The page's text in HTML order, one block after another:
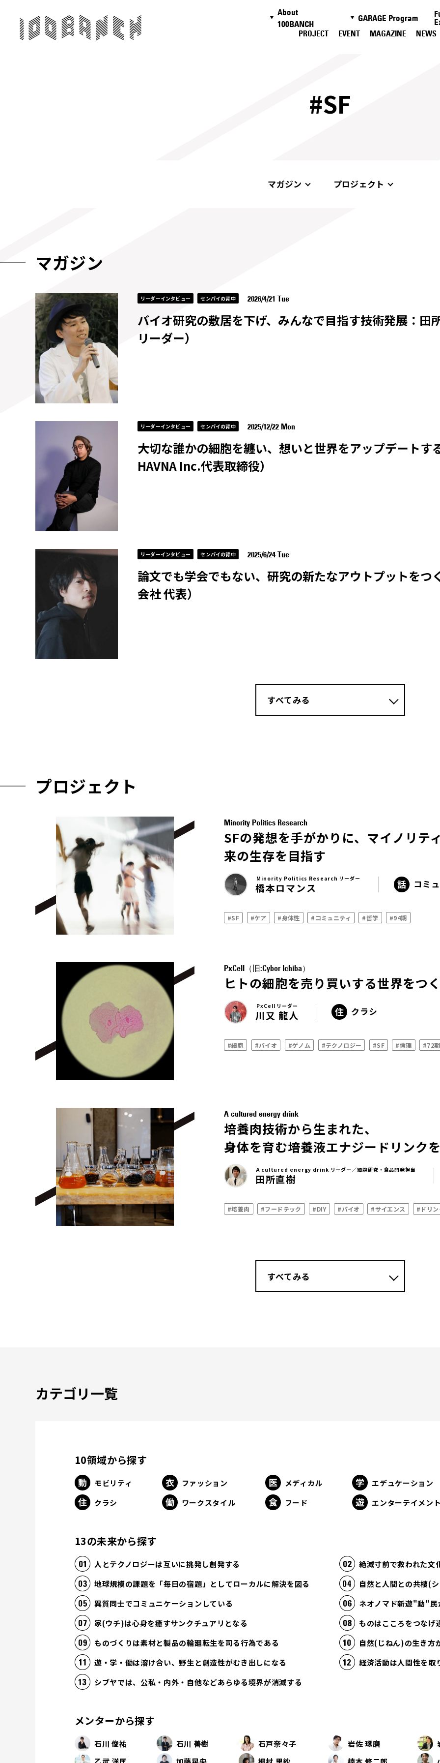
About
100BANCH
GARAGE Program
PROJECT
EVENT MAGAZINE NEWS
#SF
マガジン プロジェクト
マガジン
リーダーインタビュー センパイの背中 2026/4/21 Tue
バイオ研究の敷居を下げ、みんなで目指す技術発展：
リーダー）
リーダーインタビュー センパイの背中 2025/12/22 Mon
大切な誰かの細胞を纏い、想いと世界をアップデートす
HAVNA Inc.代表取締役）
リーダーインタビュー センパイの背中 2025/6/24 Tue
論文でも学会でもない、研究の新たなアウトプットを
会社 代表）
すべてみる
プロジェクト
Minority Politics Research
SFの発想を手がかりに、マイノリテ
来の生存を目指す
Minority Politics Research リーダー
橋本ロマンス コミ
#SF #ケア #身体性 #コミュニティ #哲学 #94期
PxCell（旧:Cybor Ichiba）
ヒトの細胞を売り買いする世界をつ
PxCell リーダー
川又 龍人 クラシ
#細胞 #バイオ #ゲノム #テクノロジー #SF #倫理 #72期
A cultured energy drink
培養肉技術から生まれた、
身体を育む培養液エナジードリンク
A cultured energy drink リーダー／細胞研究・食品開発担当
田所直樹
#培養肉 #フードテック #DIY #バイオ #サイエンス #ドリン
すべてみる
カテゴリ一覧
10領域から探す
モビリティ ファッション メディカル エデュケーション
クラシ
ワークスタイル フード エンターテイメント
13の未来から探す
人とテクノロジーは互いに挑発し創発する
絶滅寸前で救われた文
地球規模の課題を「毎日の宿題」としてローカルに解決を図る
自然と人間との共棲(
異質同士でコミュニケーションしている
ネオノマド新遊"動"民
家(ウチ)は心身を癒すサンクチュアリとなる
ものはこころをつなげ
ものづくりは素材と製品の輪廻転生を司る行為である
自然(じねん)の生き方
遊・学・働は溶け合い、野生と創造性がむき出しになる
シブヤでは、公私・内外・自他などあらゆる境界が消滅する
メンターから探す
石川 俊祐 石川 善樹 石戸奈々子 岩佐 琢磨